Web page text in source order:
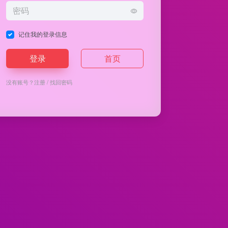
记住我的登录信息
登录 首页
没有账号？注册/找回密码